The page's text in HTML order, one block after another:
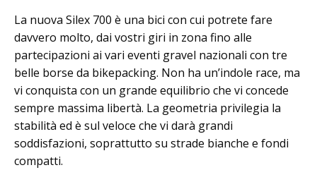
La nuova Silex 700 è una bici con cui potrete fare
davvero molto, dai vostri giri in zona fino alle
partecipazioni ai vari eventi gravel nazionali con tre
belle borse da bikepacking. Non ha un’indole race, ma
vi conquista con un grande equilibrio che vi concede
sempre massima libertà. La geometria privilegia la
stabilità ed è sul veloce che vi darà grandi
soddisfazioni, soprattutto su strade bianche e fondi
compatti.